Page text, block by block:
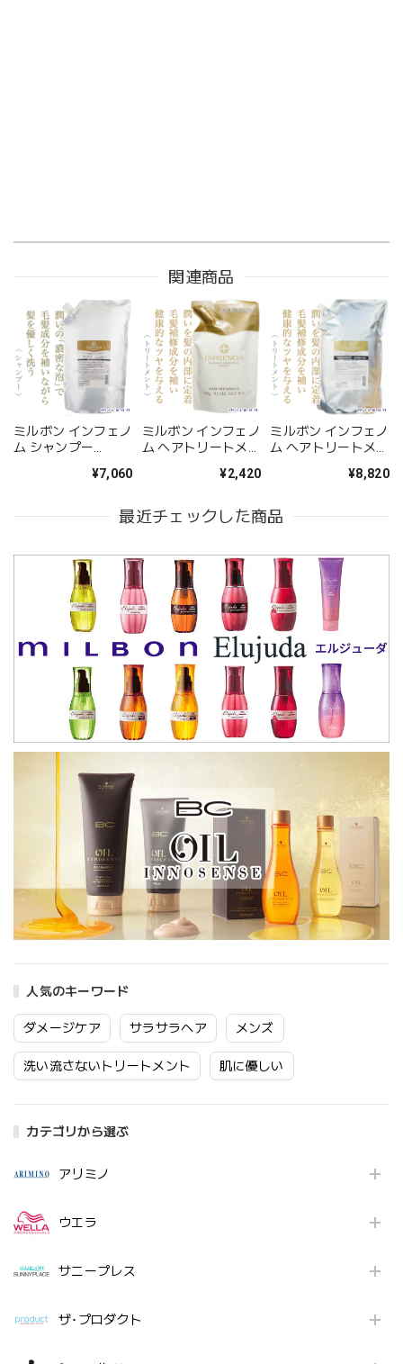
人気のキーワード
ダメージケア サラサラヘア メンズ
洗い流さないトリートメント 肌に優しい
カテゴリから選ぶ
アリミノ
ウエラ
サニープレス
ザ･プロダクト
関連商品
ミルボン インフェノ
ム シャンプー
¥7,060
ミルボン インフェノ
ム ヘアトリートメン
¥2,420
ミルボン インフェノ
ム ヘアトリートメン
¥8,820
最近チェックした商品